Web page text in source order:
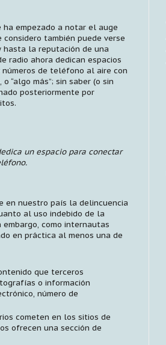
empezado a notar el auge
también puede verse
hasta la reputación de una
radio ahora dedican espacios
de teléfono al aire con
“algo más”; sin saber (o sin
posteriormente por
un espacio para conectar
en nuestro país la delincuencia
al uso indebido de la
como internautas
en práctica al menos una de
que terceros
o información
número de
cometen en los sitios de
ofrecen una sección de